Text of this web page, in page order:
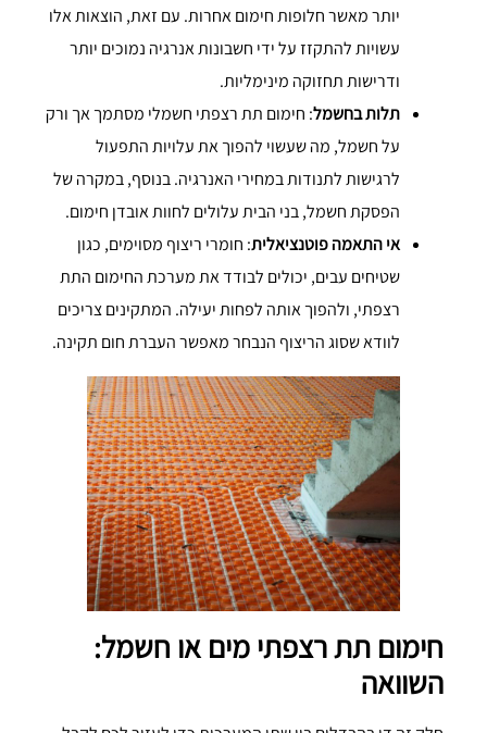
יותר מאשר חלופות חימום אחרות. עם זאת, הוצאות אלו
עשויות להתקזז על ידי חשבונות אנרגיה נמוכים יותר
ודרישות תחזוקה מינימליות.
תלות בחשמל: חימום תת רצפתי חשמלי מסתמך אך ורק
על חשמל, מה שעשוי להפוך את עלויות התפעול
לרגישות לתנודות במחירי האנרגיה. בנוסף, במקרה של
הפסקת חשמל, בני הבית עלולים לחוות אובדן חימום.
אי התאמה פוטנציאלית: חומרי ריצוף מסוימים, כגון
שטיחים עבים, יכולים לבודד את מערכת החימום התת
רצפתי, ולהפוך אותה לפחות יעילה. המתקינים צריכים
לוודא שסוג הריצוף הנבחר מאפשר העברת חום תקינה.
חימום תת רצפתי מים או חשמל:
השוואה